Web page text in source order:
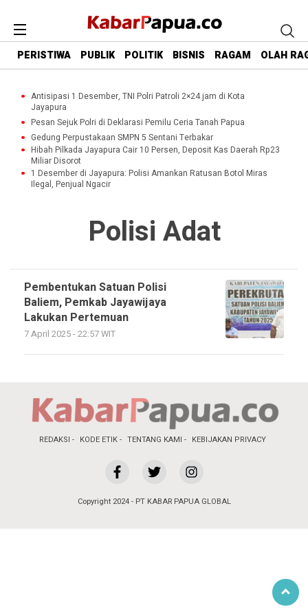
PERISTIWA PUBLIK POLITIK BISNIS RAGAM OLAH
Antisipasi 1 Desember, TNI Polri Patroli 2×24 jam di Kota
Jayapura
Pesan Sejuk Polri di Deklarasi Pemilu Ceria Tanah Papua
Gedung Perpustakaan SMPN 5 Sentani Terbakar
Hibah Pilkada Jayapura Cair 10 Persen, Deposit Kas Daerah Rp23
Miliar Disorot
1 Desember di Jayapura: Polisi Amankan Ratusan Botol Miras
Ilegal, Penjual Ngacir
Polisi Adat
Pembentukan Satuan Polisi
Baliem, Pemkab Jayawijaya
Lakukan Pertemuan
7 April 2025 - 22:57 WIT
REDAKSI KODE ETIK TENTANG KAMI KEBIJAKAN PRIVACY
Copyright 2024 - PT KABAR PAPUA GLOBAL